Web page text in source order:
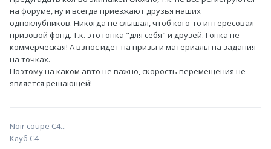
на форуме, ну и всегда приезжают друзья наших
одноклубников. Никогда не слышал, чтоб кого-то интересовал
призовой фонд. Т.к. это гонка "для себя" и друзей. Гонка не
коммерческая! А взнос идет на призы и материалы на задания
на точках.
Поэтому на каком авто не важно, скорость перемещения не
является решающей!
Noir coupe C4...
Клуб С4